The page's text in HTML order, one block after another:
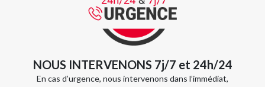
NOUS INTERVENONS 7j/7 et 24h/24
En cas d’urgence, nous intervenons dans l’immédiat,